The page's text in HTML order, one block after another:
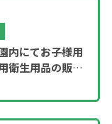
内にてお子様用
衛生用品の販売